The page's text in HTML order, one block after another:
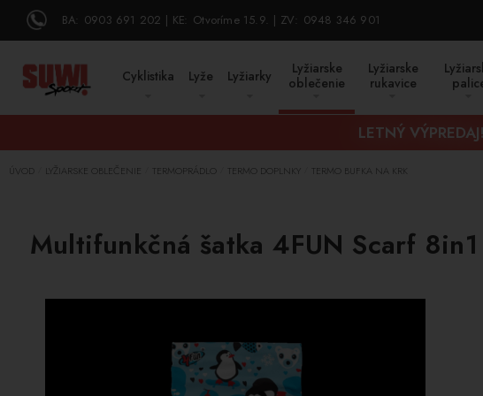
BA: 0903 691 202 KE: Otvoríme 15.9. ZV: 0948 346 901
Cyklistika Lyže Lyžiarky
Lyžiarske
oblečenie
Lyžiarske
rukavice
LETNÝ
ÚVOD LYŽIARSKE OBLEČENIE TERMOPRÁDLO TERMO DOPLNKY TERMO BUFKA NA KRK
Multifunkčná šatka 4FUN Scarf